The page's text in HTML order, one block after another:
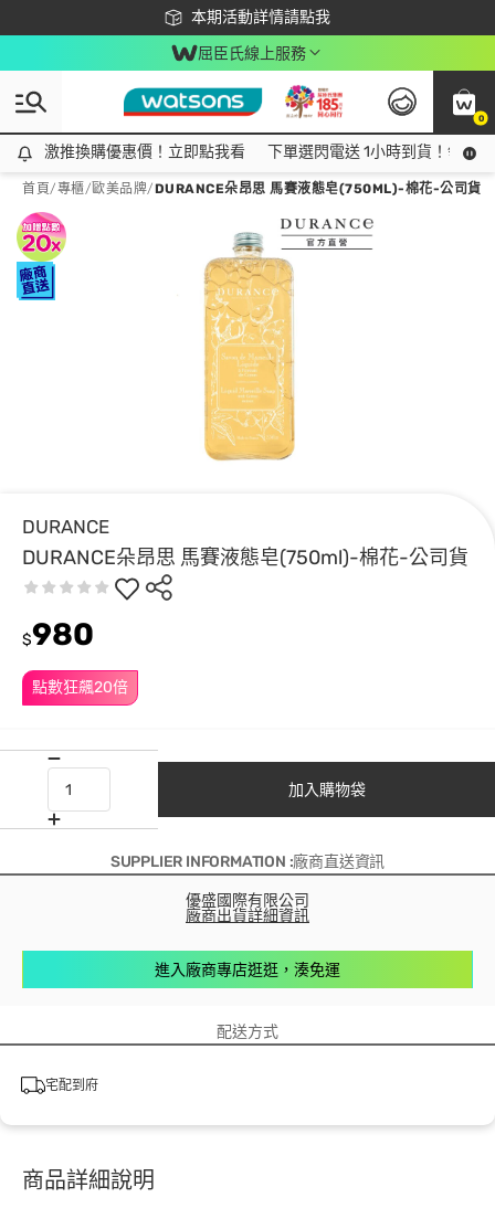
本期活動詳情請點我
下載app最高回饋$350
屈臣氏線上服務
0
激推換購優惠價！立即點我看
激推換購優惠價！立即點我看 下單選閃電送 1小時到貨！領神
首頁/專櫃/ 歐美品牌/DURANCE朵昂思 馬賽液態皂(750ML)-棉花-公司貨
DURANCE
DURANCE朵昂思 馬賽液態皂(750ml)-棉花-公司貨
點數狂飆20倍
$980
加入購物袋
SUPPLIER INFORMATION :廠商直送資訊
優盛國際有限公司
廠商出貨詳細資訊
進入廠商專店逛逛，湊免運
配送方式
宅配到府
商品詳細說明